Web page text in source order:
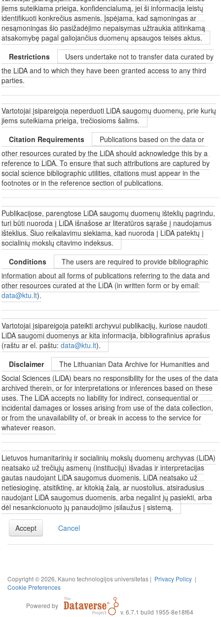
jiems suteikiama prieiga, konfidencialumą, jei ši informacija leistų
identifikuoti konkrečius asmenis. Įspėjama, kad sąmoningas ar
nesąmoningas šio pasižadėjimo nepaisymas užtraukia atitinkamą
atsakomybę pagal galiojančius duomenų apsaugos teisės aktus.
Restrictions
Users undertake not to transfer data curated by
the LiDA and to which they have been granted access to any third
parties.
Vartotojai įsipareigoja neperduoti LiDA saugomų duomenų, prie kurių
jiems suteikiama prieiga, trečiosioms šalims.
Citation Requirements
Publications based on the data or
other resources curated by the LiDA should acknowledge this by a
reference to LiDA. To ensure that such attributions are captured by
social science bibliographic utilities, citations must appear in the
footnotes or in the reference section of publications.
Publikacijose, parengtose LiDA saugomų duomenų išteklių pagrindu,
turi būti nuoroda į LiDA išnašose ar literatūros sąraše į naudojamus
išteklius. Šiuo reikalavimu siekiama, kad nuoroda į LiDA patektų į
socialinių mokslų citavimo indeksus.
Conditions
The users are required to provide bibliographic
information about all forms of publications referring to the data and
other resources curated at the LiDA (in written form or by email:
data@ktu.lt).
Vartotojai įsipareigoja pateikti archyvui publikacijų, kuriose naudoti
LiDA saugomi duomenys ar kita informacija, bibliografinius aprašus
(raštu ar el. paštu:data@ktu.lt).
Disclaimer
The Lithuanian Data Archive for Humanities and
Social Sciences (LiDA) bears no responsibility for the uses of the data
archived therein, or for interpretations or inferences based on these
uses. The LiDA accepts no liability for indirect, consequential or
incidental damages or losses arising from use of the data collection,
or from the unavailability of, or break in access to the service for
whatever reason.
Lietuvos humanitarinių ir socialinių mokslų duomenų archyvas (LiDA)
neatsako už trečiųjų asmenų (institucijų) išvadas ir interpretacijas
gautas naudojant LiDA saugomus duomenis. LiDA neatsako už
netiesioginę, atsitiktinę, ar kitokią žalą, ar nuostolius, atsiradusius
naudojant LiDA saugomus duomenis, arba negalint jų pasiekti, arba
dėl nesankcionuoto jų panaudojimo įsilaužus į sistemą.
Accept Cancel
Copyright © 2026, Kauno technologijos universitetas | Privacy Policy |
Cookie Preferences
Powered by
v. 6.7.1 build 1955-8e18f64